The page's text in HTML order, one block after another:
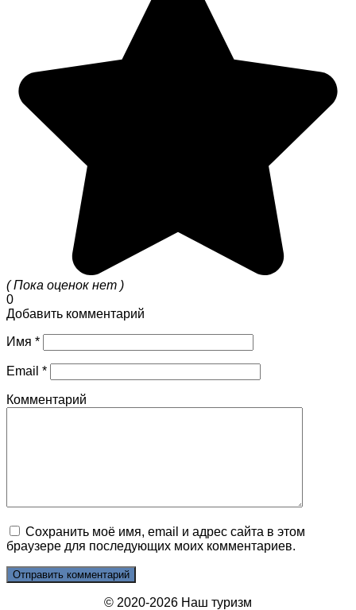
( Пока оценок нет )
0
Добавить комментарий
Имя *
Email *
Комментарий
Сохранить моё имя, email и адрес сайта в этом
браузере для последующих моих комментариев.
© 2020-2026 Наш туризм